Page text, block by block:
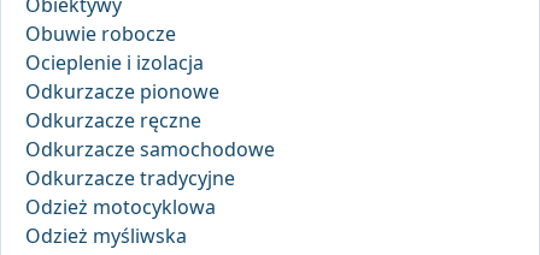
Obuwie robocze
Ocieplenie i izolacja
Odkurzacze pionowe
Odkurzacze ręczne
Odkurzacze samochodowe
Odkurzacze tradycyjne
Odzież motocyklowa
Odzież myśliwska